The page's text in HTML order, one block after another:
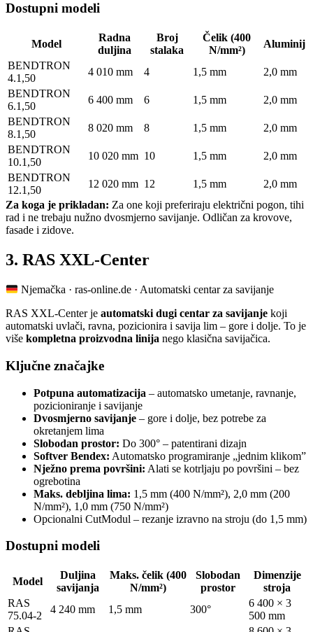
Dostupni modeli
Model
Radna
duljina
Broj
stalaka
Čelik (400
N/mm²)
Aluminij
BENDTRON
4.1,50
4 010 mm 4 1,5 mm
2,0 mm
BENDTRON
6.1,50
6 400 mm 6 1,5 mm
2,0 mm
BENDTRON
8.1,50
8 020 mm 8 1,5 mm
2,0 mm
BENDTRON
10.1,50
10 020 mm 10 1,5 mm
2,0 mm
BENDTRON
12.1,50
12 020 mm 12 1,5 mm
2,0 mm
Za koga je prikladan: Za one koji preferiraju električni pogon, tihi
rad i ne trebaju nužno dvosmjerno savijanje. Odličan za krovove,
fasade i zidove.
3. RAS XXL-Center
Njemačka · ras-online.de · Automatski centar za savijanje
RAS XXL-Center je automatski dugi centar za savijanje koji
automatski uvlači, ravna, pozicionira i savija lim – gore i dolje. To je
više kompletna proizvodna linija nego klasična savijačica.
Ključne značajke
Potpuna automatizacija – automatsko umetanje, ravnanje,
pozicioniranje i savijanje
Dvosmjerno savijanje – gore i dolje, bez potrebe za
okretanjem lima
Slobodan prostor: Do 300° – patentirani dizajn
Softver Bendex: Automatsko programiranje „jednim klikom”
Nježno prema površini: Alati se kotrljaju po površini – bez
ogrebotina
Maks. debljina lima: 1,5 mm (400 N/mm²), 2,0 mm (200
N/mm²), 1,0 mm (750 N/mm²)
Opcionalni CutModul – rezanje izravno na stroju (do 1,5 mm)
Dostupni modeli
Model
Duljina
savijanja
Maks. čelik (400
N/mm²)
Slobodan
prostor
Dimenzije
stroja
RAS
75.04-2
4 240 mm 1,5 mm 300°
6 400 × 3
500 mm